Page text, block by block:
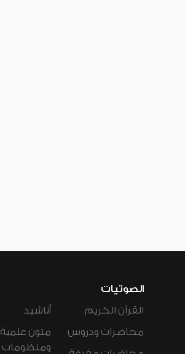
الصوتيات
القرآن الكريم
محاضرات ودروس
أناشيد
متون علمية
ومنظومات